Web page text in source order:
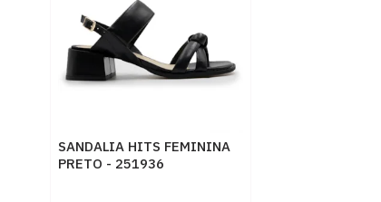
SANDALIA HITS FEMININA
PRETO - 251936